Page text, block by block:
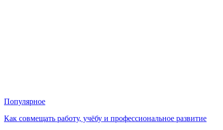
Популярное
Как совмещать работу, учёбу и профессиональное развитие